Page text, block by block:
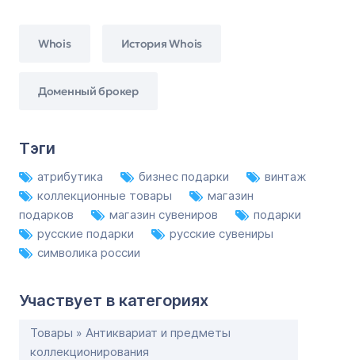
Whois История Whois
Доменный брокер
Тэги
атрибутика бизнес подарки
винтаж
коллекционные товары
магазин
подарков
магазин сувениров
подарки
русские подарки
русские сувениры
символика россии
Участвует в категориях
Товары » Антиквариат и предметы
коллекционирования